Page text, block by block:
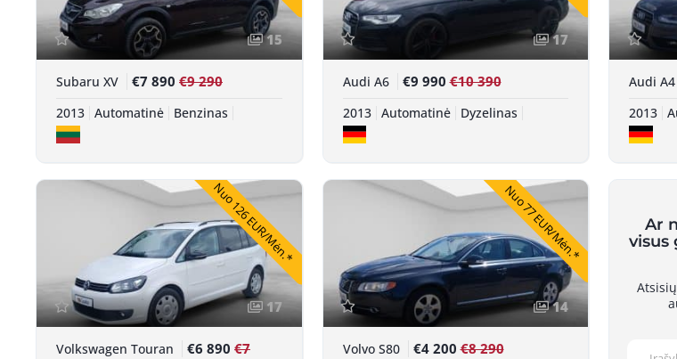
15
Subaru XV €7 890 €9 290
2013 Automatinė Benzinas
17
Audi A6 €9 990€10 390
2013 Automatinė Dyzelinas
Audi A4
2013
Nuo 126 EUR/Mėn.*
17
Volkswagen Touran €6 890 €7
Nuo 77 EUR/Mėn.*
14
Volvo S80 €4 200€8 290
Ar
visus